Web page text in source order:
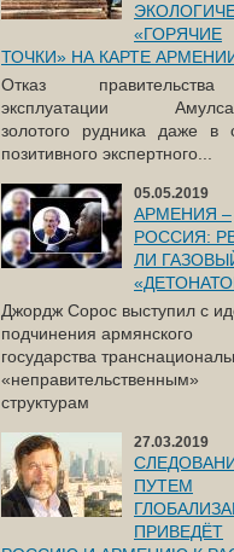
«ГОРЯЧИЕ
ТОЧКИ» НА КАРТЕ
Отказ
эксплуатации
золотого рудника даже в
позитивного экспертного...
05.05.2019
АРМЕНИЯ –
РОССИЯ:
ЛИ
Джордж Сорос выступил с
подчинения армянского
государства
«неправительственным»
структурам
27.03.2019
ПУТЕМ
ПРИВЕДЁТ